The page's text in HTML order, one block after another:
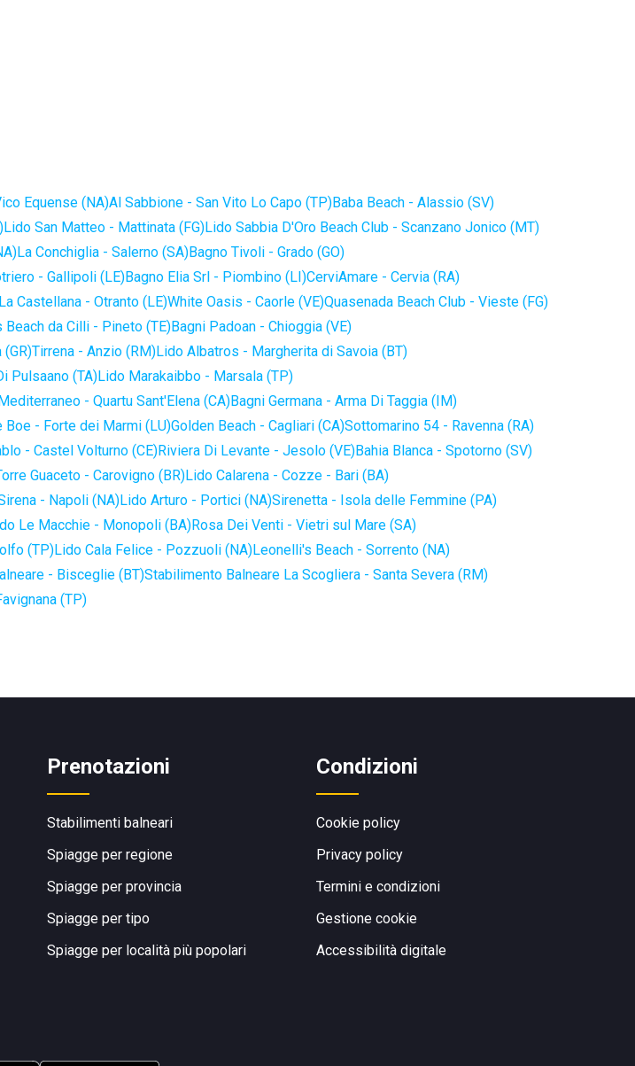
Equense (NA)Al Sabbione - San Vito Lo Capo (TP)Baba Beach - Alassio (SV)
Lido San Matteo - Mattinata (FG)Lido Sabbia D'Oro Beach Club - Scanzano Jonico (MT)
La Conchiglia - Salerno (SA)Bagno Tivoli - Grado (GO)
- Gallipoli (LE)Bagno Elia Srl - Piombino (LI)CerviAmare - Cervia (RA)
Castellana - Otranto (LE)White Oasis - Caorle (VE)Quasenada Beach Club - Vieste (FG)
Beach da Cilli - Pineto (TE)Bagni Padoan - Chioggia (VE)
Tirrena - Anzio (RM)Lido Albatros - Margherita di Savoia (BT)
Pulsaano (TA)Lido Marakaibbo - Marsala (TP)
- Quartu Sant'Elena (CA)Bagni Germana - Arma Di Taggia (IM)
Boe - Forte dei Marmi (LU)Golden Beach - Cagliari (CA)Sottomarino 54 - Ravenna (RA)
- Castel Volturno (CE)Riviera Di Levante - Jesolo (VE)Bahia Blanca - Spotorno (SV)
Guaceto - Carovigno (BR)Lido Calarena - Cozze - Bari (BA)
- Napoli (NA)Lido Arturo - Portici (NA)Sirenetta - Isola delle Femmine (PA)
Le Macchie - Monopoli (BA)Rosa Dei Venti - Vietri sul Mare (SA)
(TP)Lido Cala Felice - Pozzuoli (NA)Leonelli's Beach - Sorrento (NA)
- Bisceglie (BT)Stabilimento Balneare La Scogliera - Santa Severa (RM)
(TP)
Prenotazioni
Stabilimenti balneari
Spiagge per regione
Spiagge per provincia
Spiagge per tipo
Spiagge per località più popolari
Condizioni
Cookie policy
Privacy policy
Termini e condizioni
Gestione cookie
Accessibilità digitale